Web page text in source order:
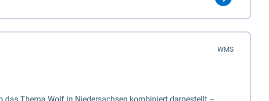
zu dienen bestimmt sind (§2 Abs.3 NDG). Ein Bauwerk
Widmung, die die Deichbehörde durch Verordnung
WMS